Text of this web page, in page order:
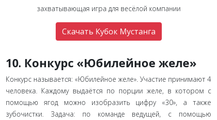
захватывающая игра для весёлой компании
Скачать Кубок Мустанга
10. Конкурс «Юбилейное желе»
Конкурс называется: «Юбилейное желе». Участие принимают 4
человека. Каждому выдаётся по порции желе, в котором с
помощью ягод можно изобразить цифру «30», а также
зубочистки. Задача: по команде ведущей, с помощью